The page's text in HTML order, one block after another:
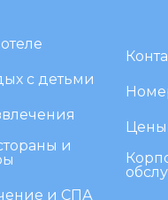
с детьми
и
и СПА
Цены